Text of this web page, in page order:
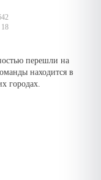
18
перешли на
находится в
городах.